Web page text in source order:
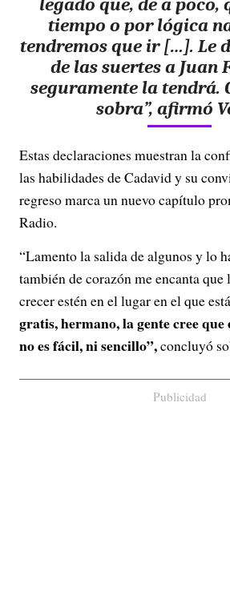
legado que, de a poco,
tiempo o por lógica
tendremos que ir […]. Le
de las suertes a Juan
seguramente la tendrá.
sobra”, afirmó
Estas declaraciones muestran la
las habilidades de Cadavid y su
regreso marca un nuevo capítulo
Radio.
“Lamento la salida de algunos y lo
también de corazón me encanta
crecer estén en el lugar en el que
gratis, hermano, la gente cree que
no es fácil, ni sencillo”,concluyó
Publicidad